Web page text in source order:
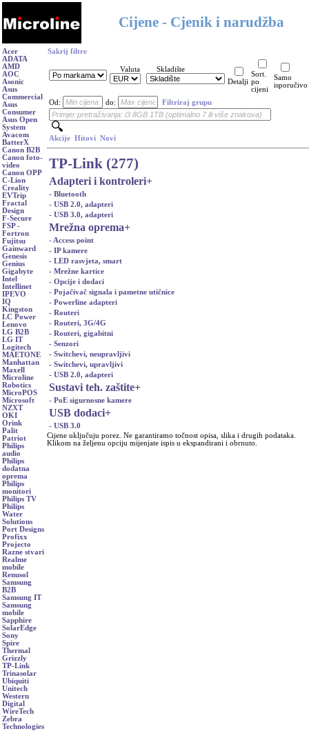
Cijene - Cjenik i narudžba
Acer
ADATA
AMD
AOC
Asonic
Asus
Commercial
Asus
Consumer
Asus Open
System
Avacom
BatterX
Canon B2B
Canon foto-
video
Canon OPP
C-Lion
Creality
EVTrip
Fractal
Design
F-Secure
FSP -
Fortron
Fujitsu
Gainward
Genesis
Genius
Gigabyte
Intel
Intellinet
IPEVO
IQ
Kingston
LC Power
Lenovo
LG B2B
LG IT
Logitech
MAETONE
Manhattan
Maxell
Microline
Robotics
MicroPOS
Microsoft
NZXT
OKI
Orink
Palit
Patriot
Philips
audio
Philips
dodatna
oprema
Philips
monitori
Philips TV
Philips
Water
Solutions
Port Designs
Profixx
Projecto
Razne stvari
Realme
mobile
Renusol
Samsung
B2B
Samsung IT
Samsung
mobile
Sapphire
SolarEdge
Sony
Spire
Thermal
Grizzly
TP-Link
Trinasolar
Ubiquiti
Unitech
Western
Digital
WireTech
Zebra
Technologies
Sakrij filtre
Valuta
Skladište
Detalji
Sort.
po
cijeni
Samo
isporučivo
Od: do: Filtriraj grupu
Akcije Hitovi Novi
TP-Link (277)
Adapteri i kontroleri+
- Bluetooth
- USB 2.0, adapteri
- USB 3.0, adapteri
Mrežna oprema+
- Access point
- IP kamere
- LED rasvjeta, smart
- Mrežne kartice
- Opcije i dodaci
- Pojačivač signala i pametne utičnice
- Powerline adapteri
- Routeri
- Routeri, 3G/4G
- Routeri, gigabitni
- Senzori
- Switchevi, neupravljivi
- Switchevi, upravljivi
- USB 2.0, adapteri
Sustavi teh. zaštite+
- PoE sigurnosne kamere
USB dodaci+
- USB 3.0
Cijene uključuju porez. Ne garantiramo točnost opisa, slika i drugih podataka.
Klikom na željenu opciju mijenjate ispis u ekspandirani i obrnuto.